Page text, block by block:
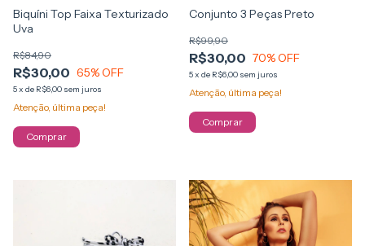
Biquíni Top Faixa Texturizado
Uva
R$30,00
R$84,90
65% OFF
5x de R$6,00 sem juros
Atenção, última peça!
Comprar
Conjunto 3 Peças Preto
R$30,00
R$99,90
70% OFF
5x de R$6,00 sem juros
Atenção, última peça!
Comprar